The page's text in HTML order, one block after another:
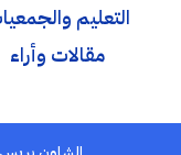
التعليم
مقالات وأراء